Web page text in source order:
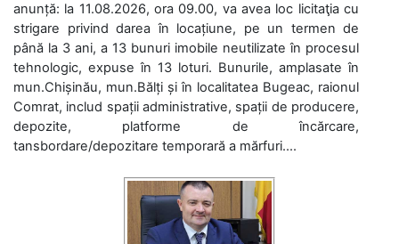
anunță: la 11.08.2026, ora 09.00, va avea loc licitaţia cu
strigare privind darea în locațiune, pe un termen de
până la 3 ani, a 13 bunuri imobile neutilizate în procesul
tehnologic, expuse în 13 loturi. Bunurile, amplasate în
mun.Chișinău, mun.Bălți și în localitatea Bugeac, raionul
Comrat, includ spații administrative, spații de producere,
depozite, platforme de încărcare,
tansbordare/depozitare temporară a mărfuri....